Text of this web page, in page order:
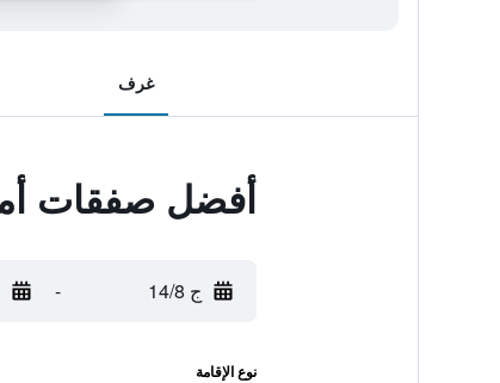
غرف
أفضل صفقات
ج 14/8 -
نوع الإقامة